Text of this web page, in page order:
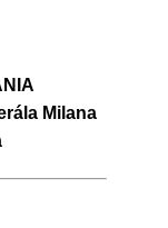
Milana